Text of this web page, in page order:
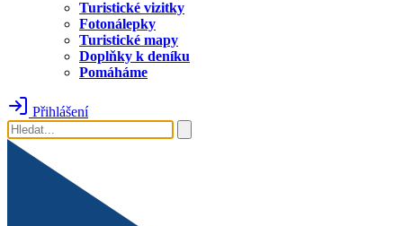
Turistické vizitky
Fotonálepky
Turistické mapy
Doplňky k deníku
Pomáháme
Přihlášení